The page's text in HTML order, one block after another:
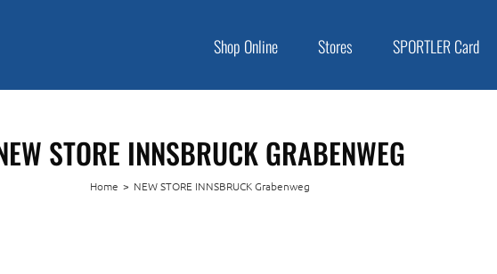
Shop Online Stores SPORTLER Card
STORE INNSBRUCK GRABENWEG
Home > NEW STORE INNSBRUCK Grabenweg